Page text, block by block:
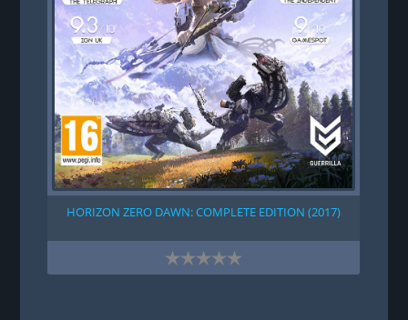
HORIZON ZERO DAWN: COMPLETE EDITION (2017)